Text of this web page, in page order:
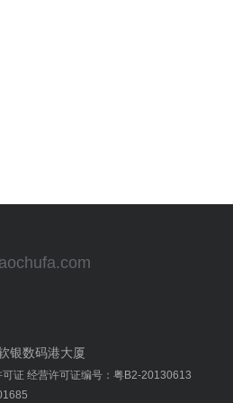
银数码港大厦
证 经营许可证编号：粤B2-20130613